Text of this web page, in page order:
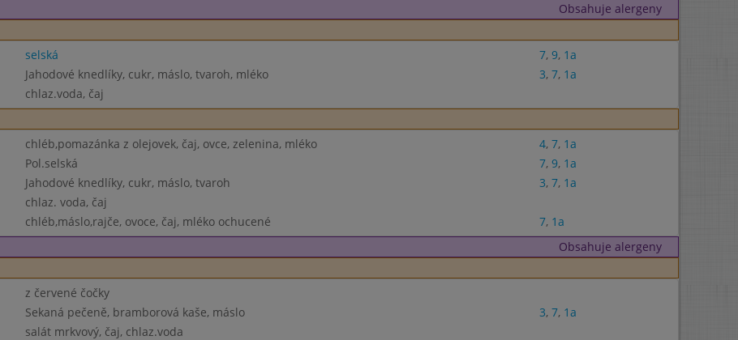
Obsahuje alergeny
selská 7, 9, 1a
Jahodové knedlíky, cukr, máslo, tvaroh, mléko 3, 7, 1a
chlaz.voda, čaj
chléb,pomazánka z olejovek, čaj, ovce, zelenina, mléko 4, 7, 1a
Pol.selská 7, 9, 1a
Jahodové knedlíky, cukr, máslo, tvaroh 3, 7, 1a
chlaz. voda, čaj
chléb,máslo,rajče, ovoce, čaj, mléko ochucené 7, 1a
Obsahuje alergeny
z červené čočky
Sekaná pečeně, bramborová kaše, máslo 3, 7, 1a
salát mrkvový, čaj, chlaz.voda